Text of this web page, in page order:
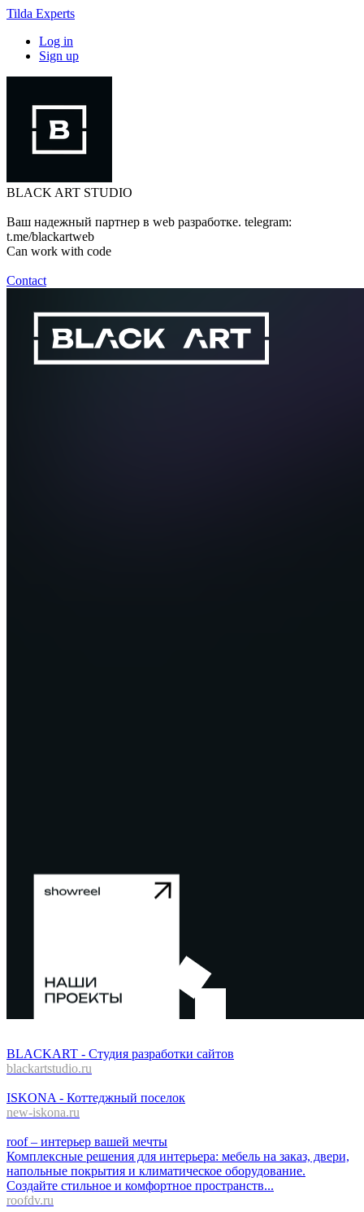
Tilda Experts
Log in
Sign up
BLACK ART STUDIO
Ваш надежный партнер в web разработке. telegram:
t.me/blackartweb
Can work with code
Contact
BLACKART - Студия разработки сайтов
blackartstudio.ru
ISKONA - Коттеджный поселок
new-iskona.ru
roof – интерьер вашей мечты
Комплексные решения для интерьера: мебель на заказ, двери,
напольные покрытия и климатическое оборудование.
Создайте стильное и комфортное пространств...
roofdv.ru